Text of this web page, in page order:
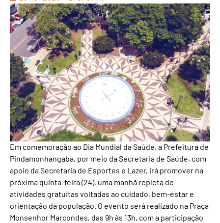
Em comemoração ao Dia Mundial da Saúde, a Prefeitura de
Pindamonhangaba, por meio da Secretaria de Saúde, com
apoio da Secretaria de Esportes e Lazer, irá promover na
próxima quinta-feira (24), uma manhã repleta de
atividades gratuitas voltadas ao cuidado, bem-estar e
orientação da população. O evento será realizado na Praça
Monsenhor Marcondes, das 9h às 13h, com a participação